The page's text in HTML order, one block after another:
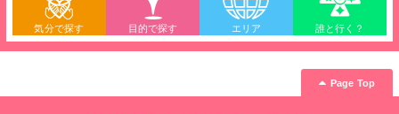
気分で探す 目的で探す エリア 誰と行く？
Page Top